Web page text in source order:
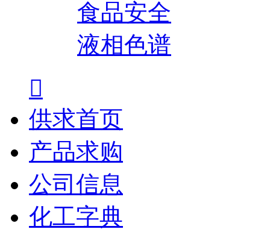
食品安全
液相色谱

供求首页
产品求购
公司信息
化工字典